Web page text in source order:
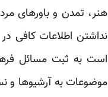
‏هنر، تمدن و باورهای
نداشتن اطلاعات کافی
است به ثبت مسائل
موضوعات به آرشیوها و